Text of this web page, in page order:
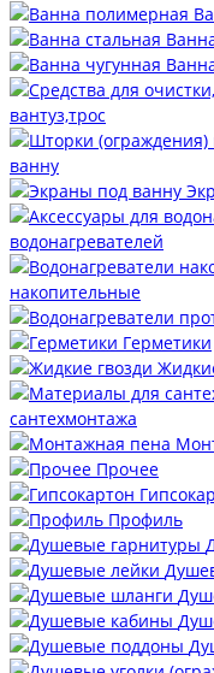
вантуз,трос
ванну
водонагревателей
накопительные
Герметики
сантехмонтажа
Прочее
Профиль